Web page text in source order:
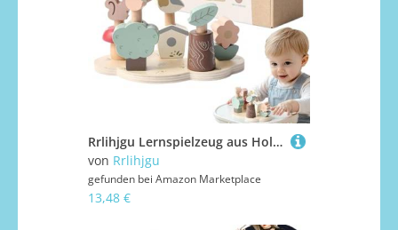
Rrlihjgu Lernspielzeug aus Holz, Lernspielzeug für Kinder, Spielzeug zur Förderung des Lernens und der Kreativität, Lernspielzeug
von Rrlihjgu
gefunden bei Amazon Marketplace
13,48 €